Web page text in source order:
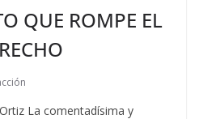
QUE ROMPE EL
La comentadísima y